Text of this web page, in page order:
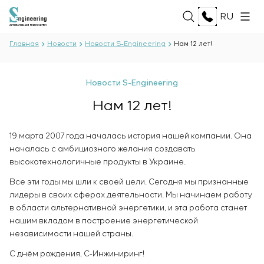
RU
Документы
Партнёрство
Отзывы и награды
Новости
ВСЕ УСЛУГИ
Разработка проектной документации
Разработка программного обеспечения
электротехнической лаборатории
Производство и поставка оборудования
заказчику
Монтаж оборудования
Ввод в эксплуатацию и обучение персонала
РЕШЕНИЯ
Нефть и газ
Пищевая промышленность
Энергетика
Целлюлозно-бумажная промышленность
Тяжёлая промышленность
Гражданское строительство
ТЕХНОЛОГИИ
ПРОЕКТЫ
КАРЬЕРА
Главная Новости Новости S-Engineering Нам 12 лет!
Новости S-Engineering
Нам 12 лет!
19 марта 2007 года началась история нашей компании. Она
началась с амбициозного желания создавать
высокотехнологичные продукты в Украине.
Все эти годы мы шли к своей цели. Сегодня мы признанные
лидеры в своих сферах деятельности. Мы начинаем работу
в области альтернативной энергетики, и эта работа станет
нашим вкладом в построение энергетической
независимости нашей страны.
С днём рождения, С-Инжиниринг!